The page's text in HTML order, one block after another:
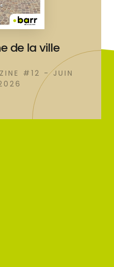
de la ville
#12 - JUIN